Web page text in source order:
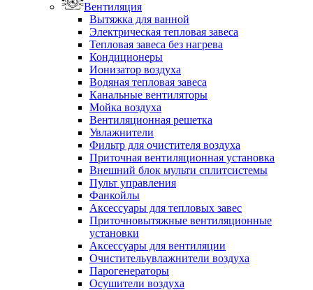
Вентиляция
Вытяжка для ванной
Электрическая тепловая завеса
Тепловая завеса без нагрева
Кондиционеры
Ионизатор воздуха
Водяная тепловая завеса
Канальные вентиляторы
Мойка воздуха
Вентиляционная решетка
Увлажнители
Фильтр для очистителя воздуха
Приточная вентиляционная установка
Внешний блок мульти сплитсистемы
Пульт управления
Фанкойлы
Аксессуары для тепловых завес
Приточновытяжные вентиляционные
установки
Аксессуары для вентиляции
Очистительувлажнители воздуха
Парогенераторы
Осушители воздуха